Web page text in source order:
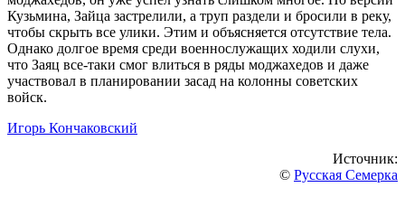
Кузьмина, Зайца застрелили, а труп раздели и бросили в реку,
чтобы скрыть все улики. Этим и объясняется отсутствие тела.
Однако долгое время среди военнослужащих ходили слухи,
что Заяц все-таки смог влиться в ряды моджахедов и даже
участвовал в планировании засад на колонны советских
войск.
Игорь Кончаковский
Источник:
© Русская Семерка